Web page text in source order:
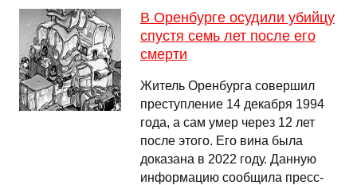
В Оренбурге осудили убийцу
спустя семь лет после его
смерти
Житель Оренбурга совершил
преступление 14 декабря 1994
года, а сам умер через 12 лет
после этого. Его вина была
доказана в 2022 году. Данную
информацию сообщила пресс-